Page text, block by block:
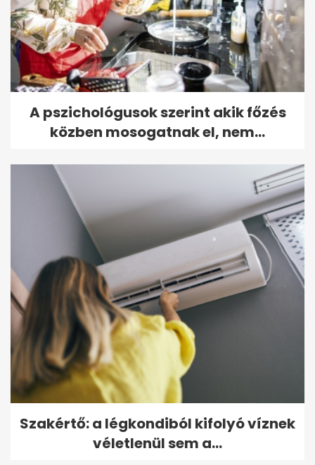
A pszichológusok szerint akik főzés
közben mosogatnak el, nem...
Szakértő: a légkondiból kifolyó víznek
véletlenül sem a...